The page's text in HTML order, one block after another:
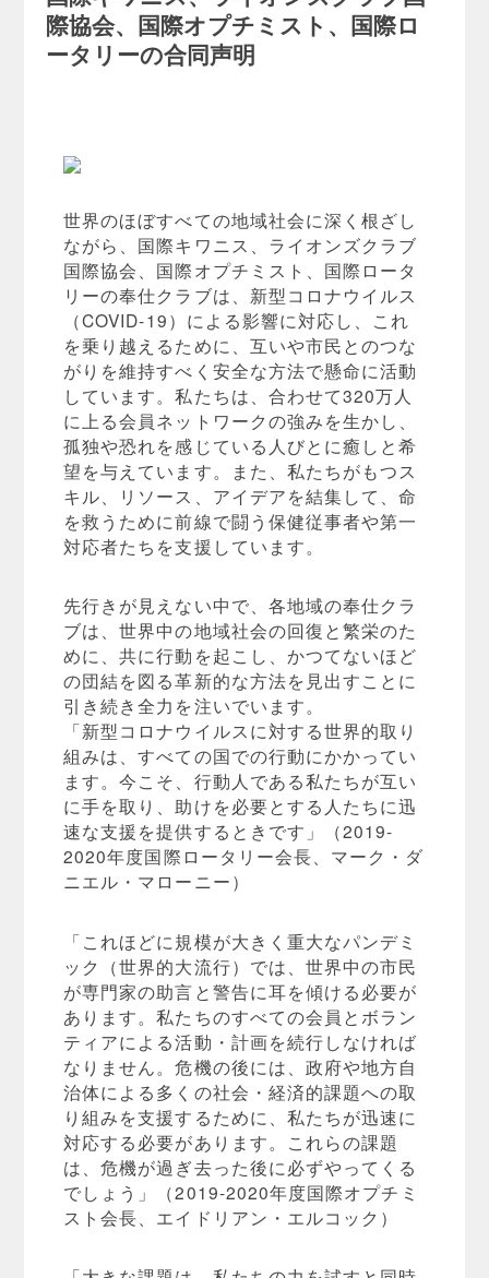
際協会、国際オプチミスト、国際ロ
ータリーの合同声明
世界のほぼすべての地域社会に深く根ざし
ながら、国際キワニス、ライオンズクラブ
国際協会、国際オプチミスト、国際ロータ
リーの奉仕クラブは、新型コロナウイルス
（COVID-19）による影響に対応し、これ
を乗り越えるために、互いや市民とのつな
がりを維持すべく安全な方法で懸命に活動
しています。私たちは、合わせて320万人
に上る会員ネットワークの強みを生かし、
孤独や恐れを感じている人びとに癒しと希
望を与えています。また、私たちがもつス
キル、リソース、アイデアを結集して、命
を救うために前線で闘う保健従事者や第一
対応者たちを支援しています。
先行きが見えない中で、各地域の奉仕クラ
ブは、世界中の地域社会の回復と繁栄のた
めに、共に行動を起こし、かつてないほど
の団結を図る革新的な方法を見出すことに
引き続き全力を注いでいます。
「新型コロナウイルスに対する世界的取り
組みは、すべての国での行動にかかってい
ます。今こそ、行動人である私たちが互い
に手を取り、助けを必要とする人たちに迅
速な支援を提供するときです」（2019-
2020年度国際ロータリー会長、マーク・ダ
ニエル・マローニー）
「これほどに規模が大きく重大なパンデミ
ック（世界的大流行）では、世界中の市民
が専門家の助言と警告に耳を傾ける必要が
あります。私たちのすべての会員とボラン
ティアによる活動・計画を続行しなければ
なりません。危機の後には、政府や地方自
治体による多くの社会・経済的課題への取
り組みを支援するために、私たちが迅速に
対応する必要があります。これらの課題
は、危機が過ぎ去った後に必ずやってくる
でしょう」（2019-2020年度国際オプチミ
スト会長、エイドリアン・エルコック）